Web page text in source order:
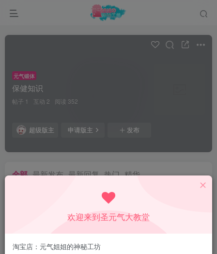
元气锻体
保健知识
帖子 1 互动 2 阅读 352
超级版主 申请版主 发布
全部 最新发布 最新回复 热门 精华
欢迎来到圣元气大教堂
淘宝店：元气姐姐的神秘工坊